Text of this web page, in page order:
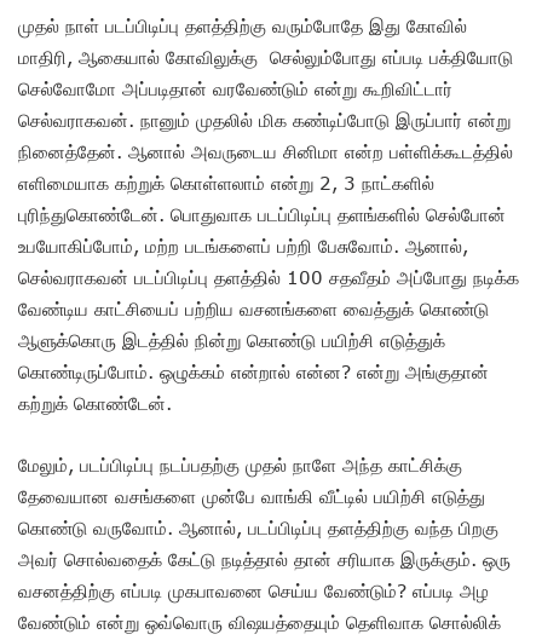
முதல் நாள் படப்பிடிப்பு தளத்திற்கு வரும்போதே இது கோவில்
மாதிரி, ஆகையால் கோவிலுக்கு செல்லும்போது எப்படி பக்தியோடு
செல்வோமோ அப்படிதான் வரவேண்டும் என்று கூறிவிட்டார்
செல்வராகவன். நானும் முதலில் மிக கண்டிப்போடு இருப்பார் என்று
நினைத்தேன். ஆனால் அவருடைய சினிமா என்ற பள்ளிக்கூடத்தில்
எளிமையாக கற்றுக் கொள்ளலாம் என்று 2, 3 நாட்களில்
புரிந்துகொண்டேன். பொதுவாக படப்பிடிப்பு தளங்களில் செல்போன்
உபயோகிப்போம், மற்ற படங்களைப் பற்றி பேசுவோம். ஆனால்,
செல்வராகவன் படப்பிடிப்பு தளத்தில் 100 சதவீதம் அப்போது நடிக்க
வேண்டிய காட்சியைப் பற்றிய வசனங்களை வைத்துக் கொண்டு
ஆளுக்கொரு இடத்தில் நின்று கொண்டு பயிற்சி எடுத்துக்
கொண்டிருப்போம். ஒழுக்கம் என்றால் என்ன? என்று அங்குதான்
கற்றுக் கொண்டேன்.
மேலும், படப்பிடிப்பு நடப்பதற்கு முதல் நாளே அந்த காட்சிக்கு
தேவையான வசங்களை முன்பே வாங்கி வீட்டில் பயிற்சி எடுத்து
கொண்டு வருவோம். ஆனால், படப்பிடிப்பு தளத்திற்கு வந்த பிறகு
அவர் சொல்வதைக் கேட்டு நடித்தால் தான் சரியாக இருக்கும். ஒரு
வசனத்திற்கு எப்படி முகபாவனை செய்ய வேண்டும்? எப்படி அழ
வேண்டும் என்று ஒவ்வொரு விஷயத்தையும் தெளிவாக சொல்லிக்